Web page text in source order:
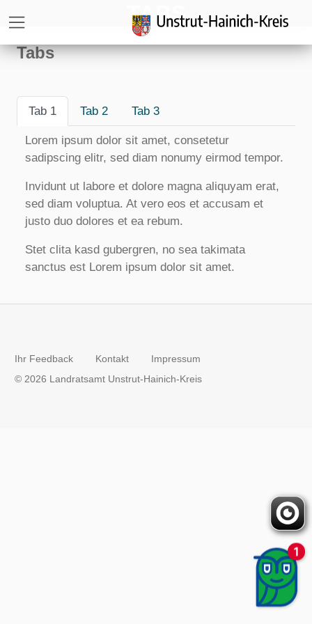
TABS
Tabs
Tab 1 Tab 2 Tab 3
Lorem ipsum dolor sit amet, consetetur
sadipscing elitr, sed diam nonumy eirmod tempor.
Invidunt ut labore et dolore magna aliquyam erat,
sed diam voluptua. At vero eos et accusam et
justo duo dolores et ea rebum.
Stet clita kasd gubergren, no sea takimata
sanctus est Lorem ipsum dolor sit amet.
Ihr Feedback Kontakt
Impressum
© 2026 Landratsamt Unstrut-Hainich-Kreis